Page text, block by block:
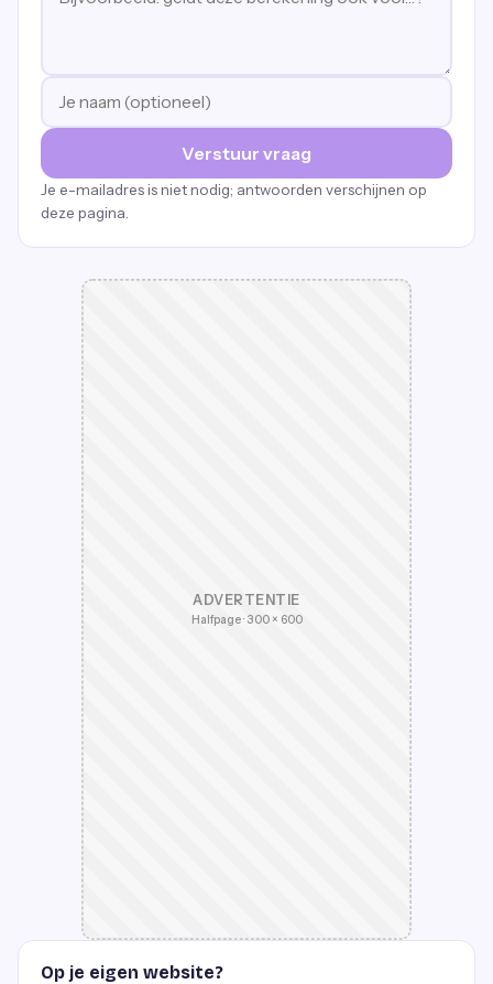
Verstuur vraag
Je e-mailadres is niet nodig; antwoorden verschijnen op
deze pagina.
ADVERTENTIE
Halfpage · 300 × 600
Op je eigen website?